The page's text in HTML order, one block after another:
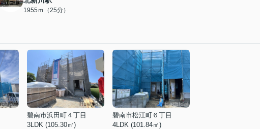
1955ｍ（25分）
碧南市浜田町４丁目
3LDK (105.30㎡)
碧南市松江町６丁目
4LDK (101.84㎡)